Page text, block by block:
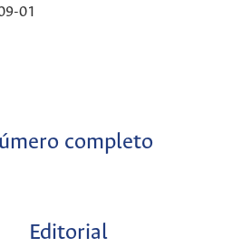
01
completo
Editorial